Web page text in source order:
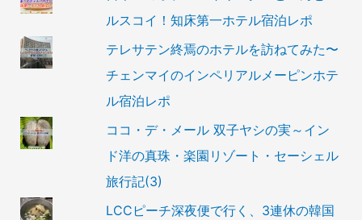
ルスコイ！知床第一ホテル宿泊レポ
テレサテン終焉のホテルを訪ねてみた〜
チェンマイのインペリアルメーピンホテ
ル宿泊レポ
ココ・デ・メール 双子ヤシの実～イン
ド洋の真珠・楽園リゾート・セーシェル
旅行記(3)
LCCピーチ深夜便で行く、3連休の韓国